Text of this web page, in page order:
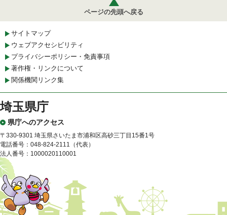
ページの先頭へ戻る
サイトマップ
ウェブアクセシビリティ
プライバシーポリシー・免責事項
著作権・リンクについて
関係機関リンク集
埼玉県庁
県庁へのアクセス
〒330-9301 埼玉県さいたま市浦和区高砂三丁目15番1号
電話番号：048-824-2111（代表）
法人番号：1000020110001